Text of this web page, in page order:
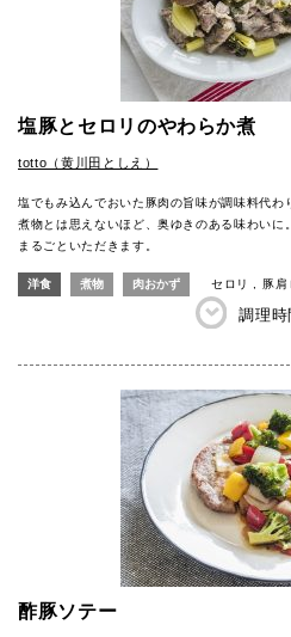
塩豚とセロリのやわらか煮
totto（黄川田としえ）
塩でもみ込んでおいた豚肉の旨味が調味料代わ
煮物とは思えないほど、奥ゆきのある味わいに
まるごといただきます。
洋食 煮物 肉おかず セロリ 豚肩
調理時
酢豚ソテー